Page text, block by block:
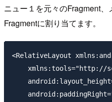
ニュー１を元々のFragment
Fragmentに割り当てます。
<RelativeLayout
xmlns:tools="http://